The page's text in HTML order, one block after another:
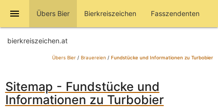
menu Übers Bier Bierkreiszeichen Fasszendenten
bierkreiszeichen.at
Übers Bier/ Brauereien / Fundstücke und Informationen zu Turbobier
Sitemap - Fundstücke und
Informationen zu Turbobier